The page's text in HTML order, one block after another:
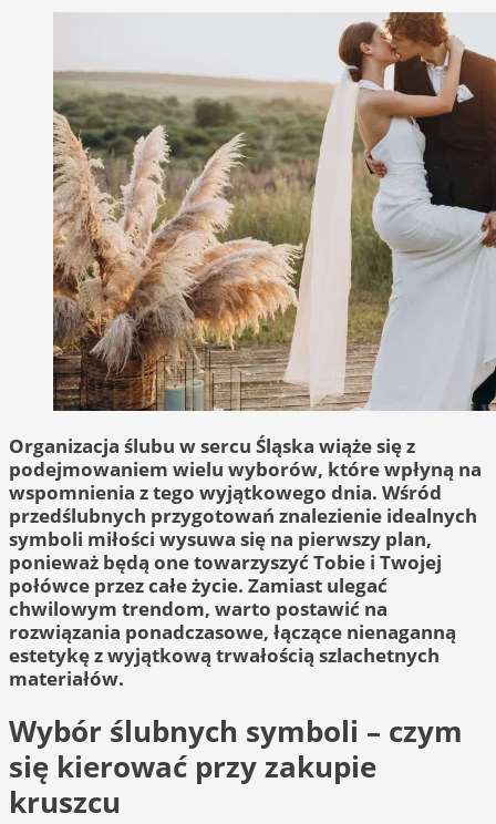
Organizacja ślubu w sercu Śląska wiąże się z
podejmowaniem wielu wyborów, które wpłyną na
wspomnienia z tego wyjątkowego dnia. Wśród
przedślubnych przygotowań znalezienie idealnych
symboli miłości wysuwa się na pierwszy plan,
ponieważ będą one towarzyszyć Tobie i Twojej
połówce przez całe życie. Zamiast ulegać
chwilowym trendom, warto postawić na
rozwiązania ponadczasowe, łączące nienaganną
estetykę z wyjątkową trwałością szlachetnych
materiałów.
Wybór ślubnych symboli – czym
się kierować przy zakupie
kruszcu